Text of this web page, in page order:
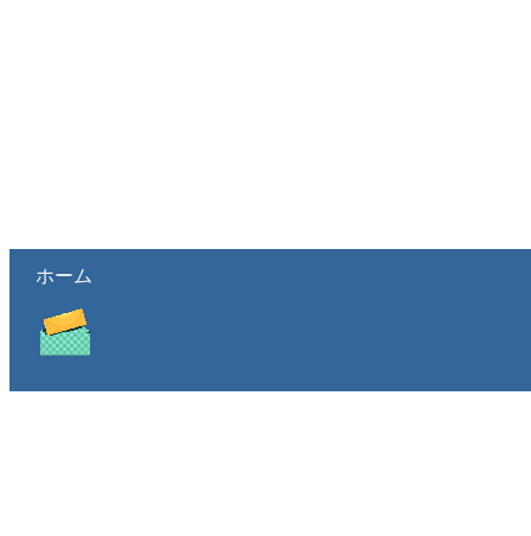
ホーム